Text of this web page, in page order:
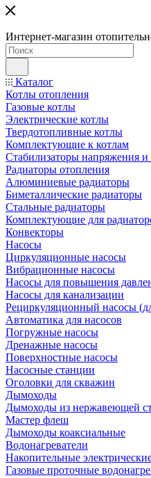
Интернет-магазин
Каталог
Котлы отопления
Газовые котлы
Электрические котлы
Твердотопливные котлы
Комплектующие к котлам
Стабилизаторы напряжения
Радиаторы отопления
Алюминиевые радиаторы
Биметаллические радиаторы
Стальные радиаторы
Комплектующие для
Конвекторы
Насосы
Циркуляционные насосы
Вибрационные насосы
Насосы для повышения
Насосы для канализации
Рециркуляционный насосы
Автоматика для насосов
Погружные насосы
Дренажные насосы
Поверхностные насосы
Насосные станции
Оголовки для скважин
Дымоходы
Дымоходы из нержавеющей
Мастер флеш
Дымоходы коаксиальные
Водонагреватели
Накопительные
Газовые проточные